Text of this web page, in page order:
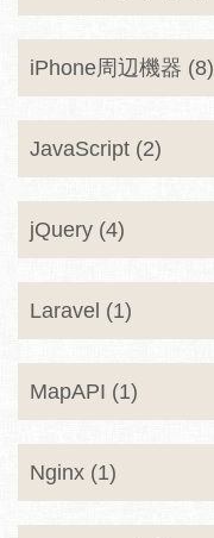
iPhone周辺機器 (8)
JavaScript (2)
jQuery (4)
Laravel (1)
MapAPI (1)
Nginx (1)